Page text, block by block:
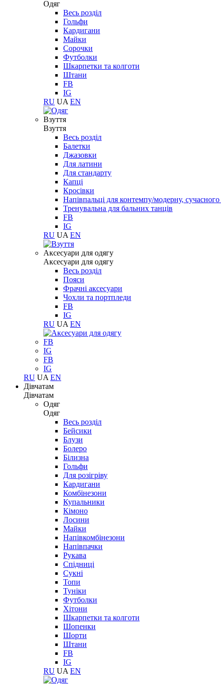
Одяг
Весь розділ
Гольфи
Кардигани
Майки
Сорочки
Футболки
Шкарпетки та колготи
Штани
FB
IG
RU UA EN
Взуття
Взуття
Весь розділ
Балетки
Джазовки
Для латини
Для стандарту
Капці
Кросівки
Напівпальці для контемпу/модерну,
Тренувальна для бальних танців
FB
IG
RU UA EN
Aксесуари для одягу
Aксесуари для одягу
Весь розділ
Пояси
Фрачні аксесуари
Чохли та портпледи
FB
IG
RU UA EN
FB
IG
FB
IG
RU UA EN
Дівчатам
Дівчатам
Одяг
Одяг
Весь розділ
Бейсики
Блузи
Болеро
Білизна
Гольфи
Для розігріву
Кардигани
Комбінезони
Купальники
Кімоно
Лосини
Майки
Напівкомбінезони
Напівпачки
Рукава
Спідниці
Сукні
Топи
Туніки
Футболки
Хітони
Шкарпетки та колготи
Шопенки
Шорти
Штани
FB
IG
RU UA EN